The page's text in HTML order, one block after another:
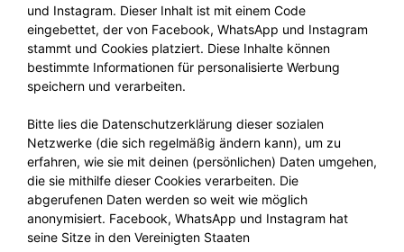
und Instagram. Dieser Inhalt ist mit einem Code
eingebettet, der von Facebook, WhatsApp und Instagram
stammt und Cookies platziert. Diese Inhalte können
bestimmte Informationen für personalisierte Werbung
speichern und verarbeiten.
Bitte lies die Datenschutzerklärung dieser sozialen
Netzwerke (die sich regelmäßig ändern kann), um zu
erfahren, wie sie mit deinen (persönlichen) Daten umgehen,
die sie mithilfe dieser Cookies verarbeiten. Die
abgerufenen Daten werden so weit wie möglich
anonymisiert. Facebook, WhatsApp und Instagram hat
seine Sitze in den Vereinigten Staaten